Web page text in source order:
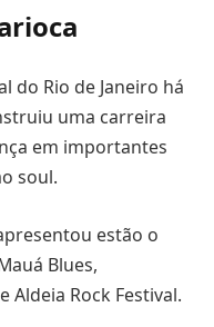
do Rio de Janeiro há
uma carreira
em importantes
soul.
estão o
Blues,
Aldeia Rock Festival.